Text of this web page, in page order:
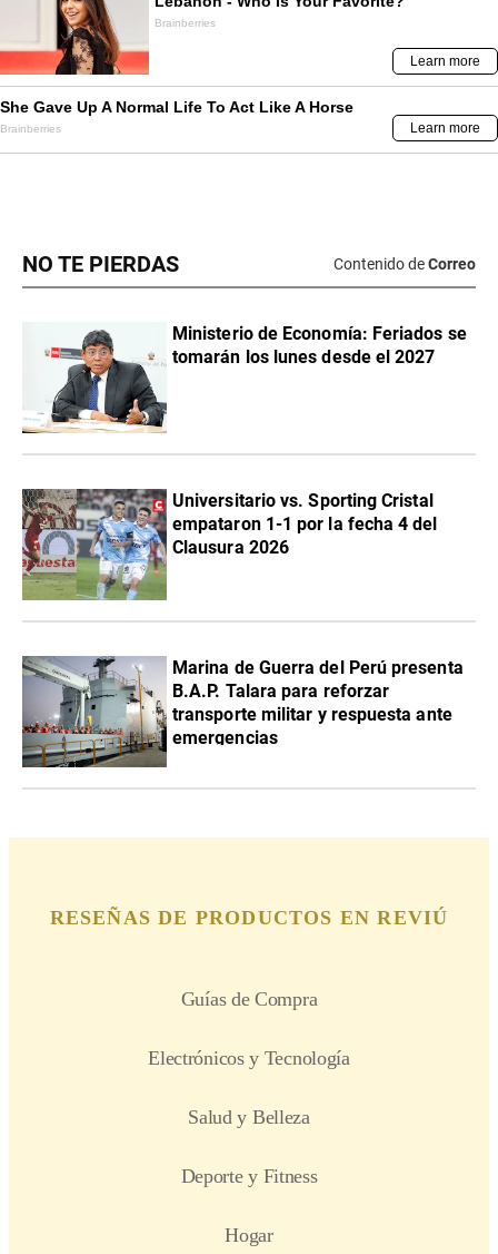
NO TE PIERDAS Contenido deCorreo
Ministerio de Economía: Feriados se
tomarán los lunes desde el 2027
Universitario vs. Sporting Cristal
empataron 1-1 por la fecha 4 del
Clausura 2026
Marina de Guerra del Perú presenta
B.A.P. Talara para reforzar
transporte militar y respuesta ante
emergencias